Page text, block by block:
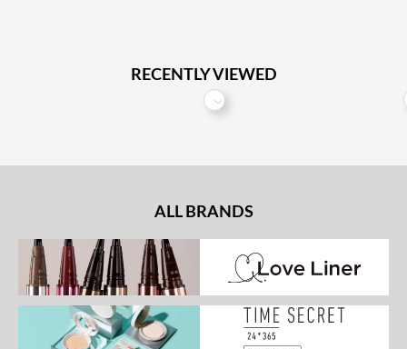
RECENTLY VIEWED
ALL BRANDS